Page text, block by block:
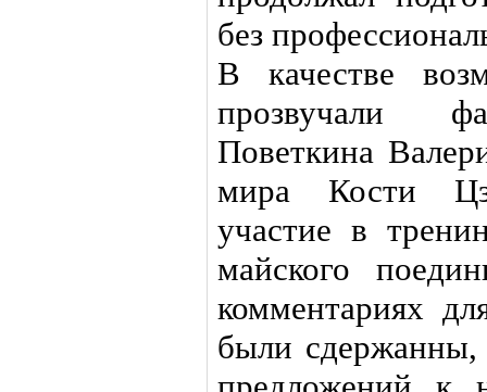
без
В качестве
прозвучали
Поветкина
мира Кости
участие в
майского
комментариях
были сдержанны,